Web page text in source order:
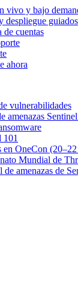
vivo y bajo
despliegue guiados
de cuentas
ahora
vulnerabilidades
amenazas
101
en OneCon
Mundial de
de amenazas de